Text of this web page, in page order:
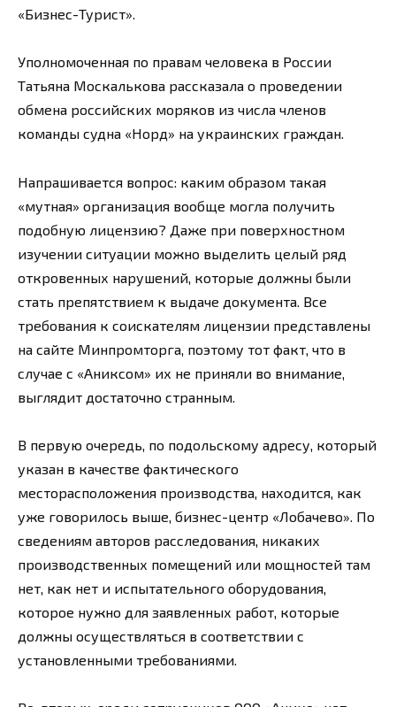
«Бизнес-Турист».
Уполномоченная по правам человека в России
Татьяна Москалькова рассказала о проведении
обмена российских моряков из числа членов
команды судна «Норд» на украинских граждан.
Напрашивается вопрос: каким образом такая
«мутная» организация вообще могла получить
подобную лицензию? Даже при поверхностном
изучении ситуации можно выделить целый ряд
откровенных нарушений, которые должны были
стать препятствием к выдаче документа. Все
требования к соискателям лицензии представлены
на сайте Минпромторга, поэтому тот факт, что в
случае с «Аниксом» их не приняли во внимание,
выглядит достаточно странным.
В первую очередь, по подольскому адресу, который
указан в качестве фактического
месторасположения производства, находится, как
уже говорилось выше, бизнес-центр «Лобачево». По
сведениям авторов расследования, никаких
производственных помещений или мощностей там
нет, как нет и испытательного оборудования,
которое нужно для заявленных работ, которые
должны осуществляться в соответствии с
установленными требованиями.